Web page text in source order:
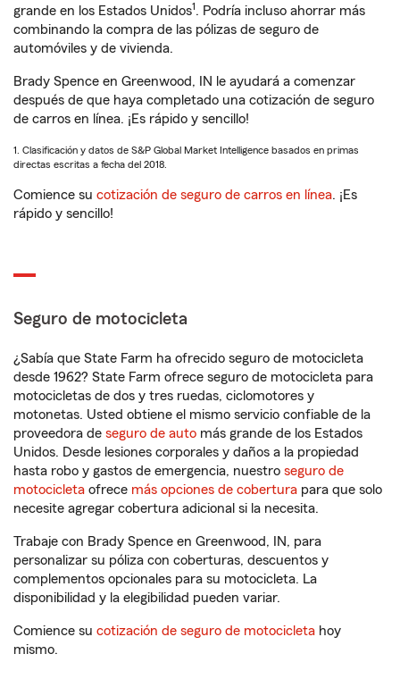
grande en los Estados Unidos1 . Podría incluso ahorrar más
combinando la compra de las pólizas de seguro de
automóviles y de vivienda.
Brady Spence en Greenwood, IN le ayudará a comenzar
después de que haya completado una cotización de seguro
de carros en línea. ¡Es rápido y sencillo!
1. Clasificación y datos de S&P Global Market Intelligence basados en primas
directas escritas a fecha del 2018.
Comience su cotización de seguro de carros en línea. ¡Es
rápido y sencillo!
Seguro de motocicleta
¿Sabía que State Farm ha ofrecido seguro de motocicleta
desde 1962? State Farm ofrece seguro de motocicleta para
motocicletas de dos y tres ruedas, ciclomotores y
motonetas. Usted obtiene el mismo servicio confiable de la
proveedora de seguro de auto más grande de los Estados
Unidos. Desde lesiones corporales y daños a la propiedad
hasta robo y gastos de emergencia, nuestro seguro de
motocicleta ofrece más opciones de cobertura para que solo
necesite agregar cobertura adicional si la necesita.
Trabaje con Brady Spence en Greenwood, IN, para
personalizar su póliza con coberturas, descuentos y
complementos opcionales para su motocicleta. La
disponibilidad y la elegibilidad pueden variar.
Comience su cotización de seguro de motocicleta hoy
mismo.